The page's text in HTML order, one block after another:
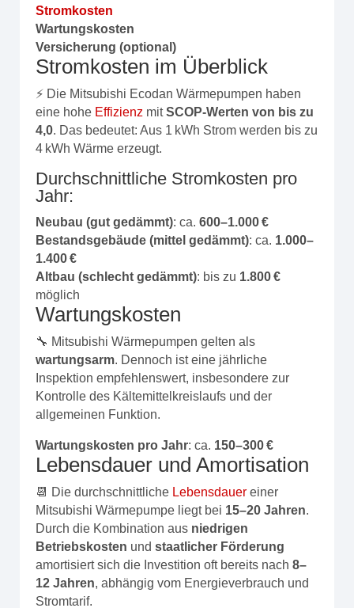
Stromkosten
Wartungskosten
Versicherung (optional)
Stromkosten im Überblick
⚡ Die Mitsubishi Ecodan Wärmepumpen haben
eine hohe Effizienz mitSCOP-Werten von bis zu
4,0. Das bedeutet: Aus 1 kWh Strom werden bis zu
4 kWh Wärme erzeugt.
Durchschnittliche Stromkosten pro
Jahr:
Neubau (gut gedämmt): ca. 600–1.000 €
Bestandsgebäude (mittel gedämmt): ca. 1.000–
1.400 €
Altbau (schlecht gedämmt): bis zu 1.800 €
möglich
Wartungskosten
🔧 Mitsubishi Wärmepumpen gelten als
wartungsarm. Dennoch ist eine jährliche
Inspektion empfehlenswert, insbesondere zur
Kontrolle des Kältemittelkreislaufs und der
allgemeinen Funktion.
Wartungskosten pro Jahr: ca. 150–300 €
Lebensdauer und Amortisation
📆 Die durchschnittliche Lebensdauer einer
Mitsubishi Wärmepumpe liegt bei 15–20 Jahren.
Durch die Kombination aus niedrigen
Betriebskosten und staatlicher Förderung
amortisiert sich die Investition oft bereits nach 8–
12 Jahren, abhängig vom Energieverbrauch und
Stromtarif.